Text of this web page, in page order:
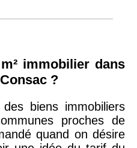
immobilier dans
?
biens immobiliers
proches de
quand on désire